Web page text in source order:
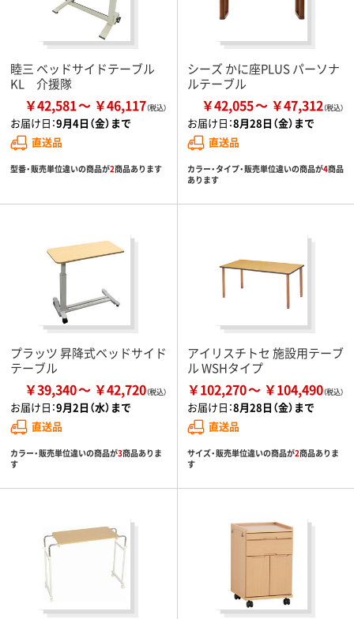
睦三 ベッドサイドテーブル
KL 介援隊
￥42,581 ￥46,117
お届け日：9月4日（金）まで
直送品
型番・販売単位違いの商品が2商品あります
シーズ かに座PLUS パーソナ
ルテーブル
￥42,055 ￥47,312
お届け日：8月28日（金）まで
直送品
カラー・タイプ・販売単位違いの商品が4商品
あります
プラッツ 昇降式ベッドサイド
テーブル
￥39,340 ￥42,720
お届け日：9月2日（水）まで
直送品
カラー・販売単位違いの商品が3商品ありま
す
アイリスチトセ 施設用テーブ
ル WSHタイプ
￥102,270 ￥104,490
お届け日：8月28日（金）まで
直送品
サイズ・販売単位違いの商品が2商品ありま
す